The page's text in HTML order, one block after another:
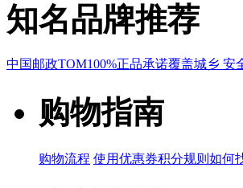
知名品牌推荐
中国邮政TOM100%正品承诺覆盖城乡 安
购物指南
购物流程 使用优惠券积分规则 如何